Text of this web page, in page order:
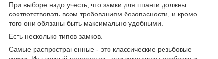
При выборе надо учесть, что замки для штанги должны
соответствовать всем требованиям безопасности, и кроме
того они обязаны быть максимально удобными.
Есть несколько типов замков.
Самые распространенные - это классические резьбовые